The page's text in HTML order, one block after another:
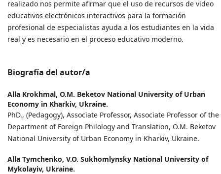
realizado nos permite afirmar que el uso de recursos de video
educativos electrónicos interactivos para la formación
profesional de especialistas ayuda a los estudiantes en la vida
real y es necesario en el proceso educativo moderno.
Biografía del autor/a
Alla Krokhmal, O.M. Beketov National University of Urban
Economy in Kharkiv, Ukraine.
PhD., (Pedagogy), Associate Professor, Associate Professor of the
Department of Foreign Philology and Translation, O.M. Beketov
National University of Urban Economy in Kharkiv, Ukraine.
Alla Tymchenko, V.O. Sukhomlynsky National University of
Mykolayiv, Ukraine.